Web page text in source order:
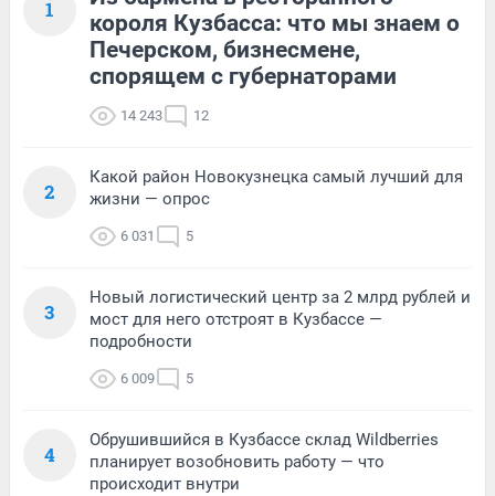
1
короля Кузбасса: что мы знаем о
Печерском, бизнесмене,
спорящем с губернаторами
14 243 12
2
Какой район Новокузнецка самый лучший для
жизни — опрос
6 031 5
3
Новый логистический центр за 2 млрд рублей и
мост для него отстроят в Кузбассе —
подробности
6 009 5
4
Обрушившийся в Кузбассе склад Wildberries
планирует возобновить работу — что
происходит внутри